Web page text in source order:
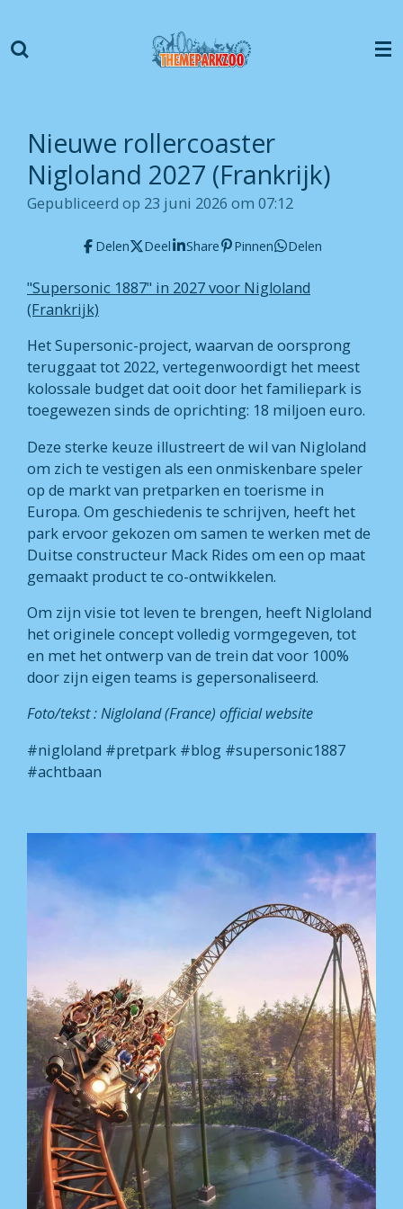
direct
naar
Nieuwe rollercoaster
Nigloland 2027 (Frankrijk)
Gepubliceerd op 23 juni 2026 om 07:12
Delen Deel Share Pinnen Delen
"Supersonic 1887" in 2027 voor Nigloland
(Frankrijk)
Het Supersonic-project, waarvan de oorsprong
teruggaat tot 2022, vertegenwoordigt het meest
kolossale budget dat ooit door het familiepark is
toegewezen sinds de oprichting: 18 miljoen euro.
Deze sterke keuze illustreert de wil van Nigloland
om zich te vestigen als een onmiskenbare speler
op de markt van pretparken en toerisme in
Europa. Om geschiedenis te schrijven, heeft het
park ervoor gekozen om samen te werken met de
Duitse constructeur Mack Rides om een op maat
gemaakt product te co-ontwikkelen.
Om zijn visie tot leven te brengen, heeft Nigloland
het originele concept volledig vormgegeven, tot
en met het ontwerp van de trein dat voor 100%
door zijn eigen teams is gepersonaliseerd.
Foto/tekst : Nigloland (France) official website
#nigloland #pretpark #blog #supersonic1887
#achtbaan